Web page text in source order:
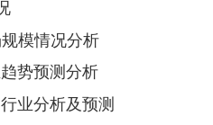
模情况分析
势预测分析
业分析及预测